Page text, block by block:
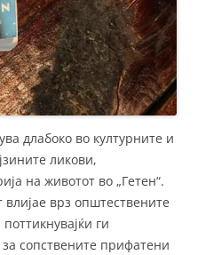
длабоко во културните и
ликови,
на животот во „Гетен“.
врз општествените
ги
сопствените прифатени